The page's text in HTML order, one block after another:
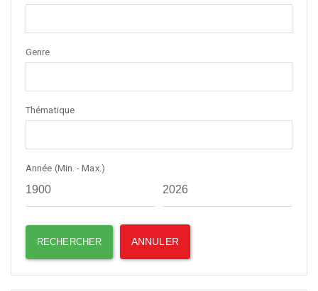
Genre
Thématique
Année (Min. - Max.)